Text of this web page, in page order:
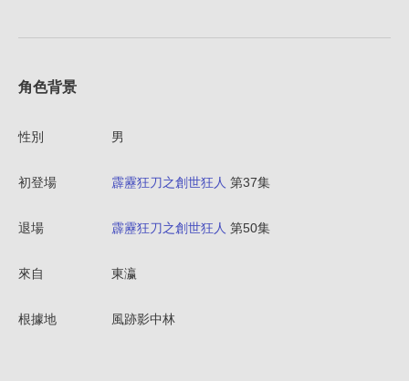
角色背景
性別 男
初登場 霹靂狂刀之創世狂人 第37集
退場 霹靂狂刀之創世狂人 第50集
來自 東瀛
根據地 風跡影中林